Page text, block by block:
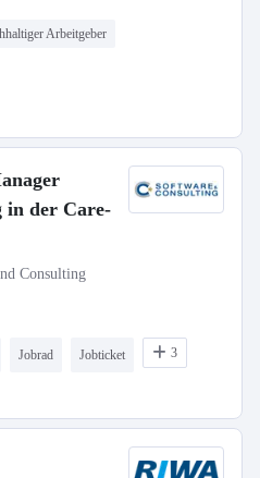
Arbeitgeber
der Care-
Consulting
Jobrad Jobticket 3